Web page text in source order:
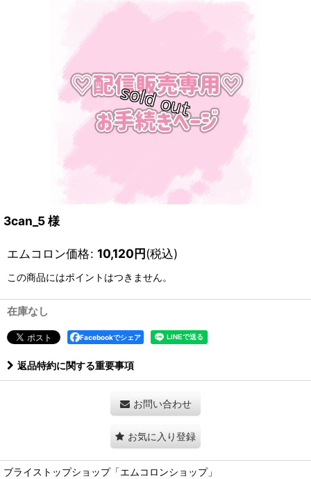
3can_5 様
エムコロン価格: 10,120円(税込)
この商品にはポイントはつきません。
在庫なし
Facebookでシェア
返品特約に関する重要事項
お問い合わせ
お気に入り登録
ブライストップショップ「エムコロンショップ」